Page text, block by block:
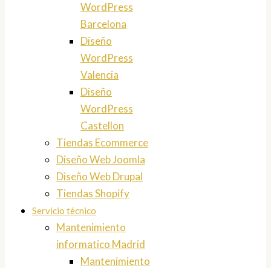
WordPress
Barcelona
Diseño
WordPress
Valencia
Diseño
WordPress
Castellon
Tiendas Ecommerce
Diseño Web Joomla
Diseño Web Drupal
Tiendas Shopify
Servicio técnico
Mantenimiento
informatico Madrid
Mantenimiento